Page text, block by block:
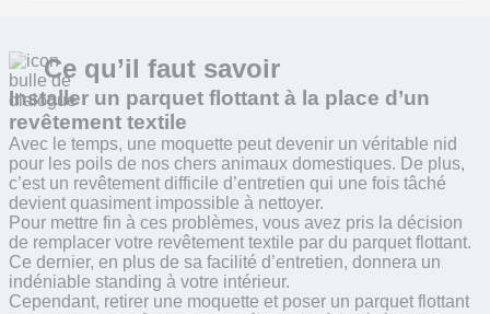
Ce qu’il faut savoir
Installer un parquet flottant à la place d’un
revêtement textile
Avec le temps, une moquette peut devenir un véritable nid
pour les poils de nos chers animaux domestiques. De plus,
c’est un revêtement difficile d’entretien qui une fois tâché
devient quasiment impossible à nettoyer.
Pour mettre fin à ces problèmes, vous avez pris la décision
de remplacer votre revêtement textile par du parquet flottant.
Ce dernier, en plus de sa facilité d’entretien, donnera un
indéniable standing à votre intérieur.
Cependant, retirer une moquette et poser un parquet flottant